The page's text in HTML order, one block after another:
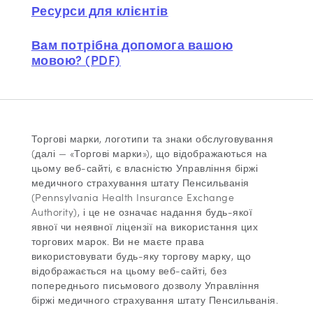
Ресурси для клієнтів
Вам потрібна допомога вашою
мовою? (PDF)
Торгові марки, логотипи та знаки обслуговування
(далі — «Торгові марки»), що відображаються на
цьому веб-сайті, є власністю Управління біржі
медичного страхування штату Пенсильванія
(Pennsylvania Health Insurance Exchange
Authority), і це не означає надання будь-якої
явної чи неявної ліцензії на використання цих
торгових марок. Ви не маєте права
використовувати будь-яку торгову марку, що
відображається на цьому веб-сайті, без
попереднього письмового дозволу Управління
біржі медичного страхування штату Пенсильванія.